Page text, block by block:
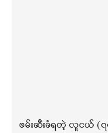
ဖမ်းဆီးခံရတဲ့ လူငယ် (၇